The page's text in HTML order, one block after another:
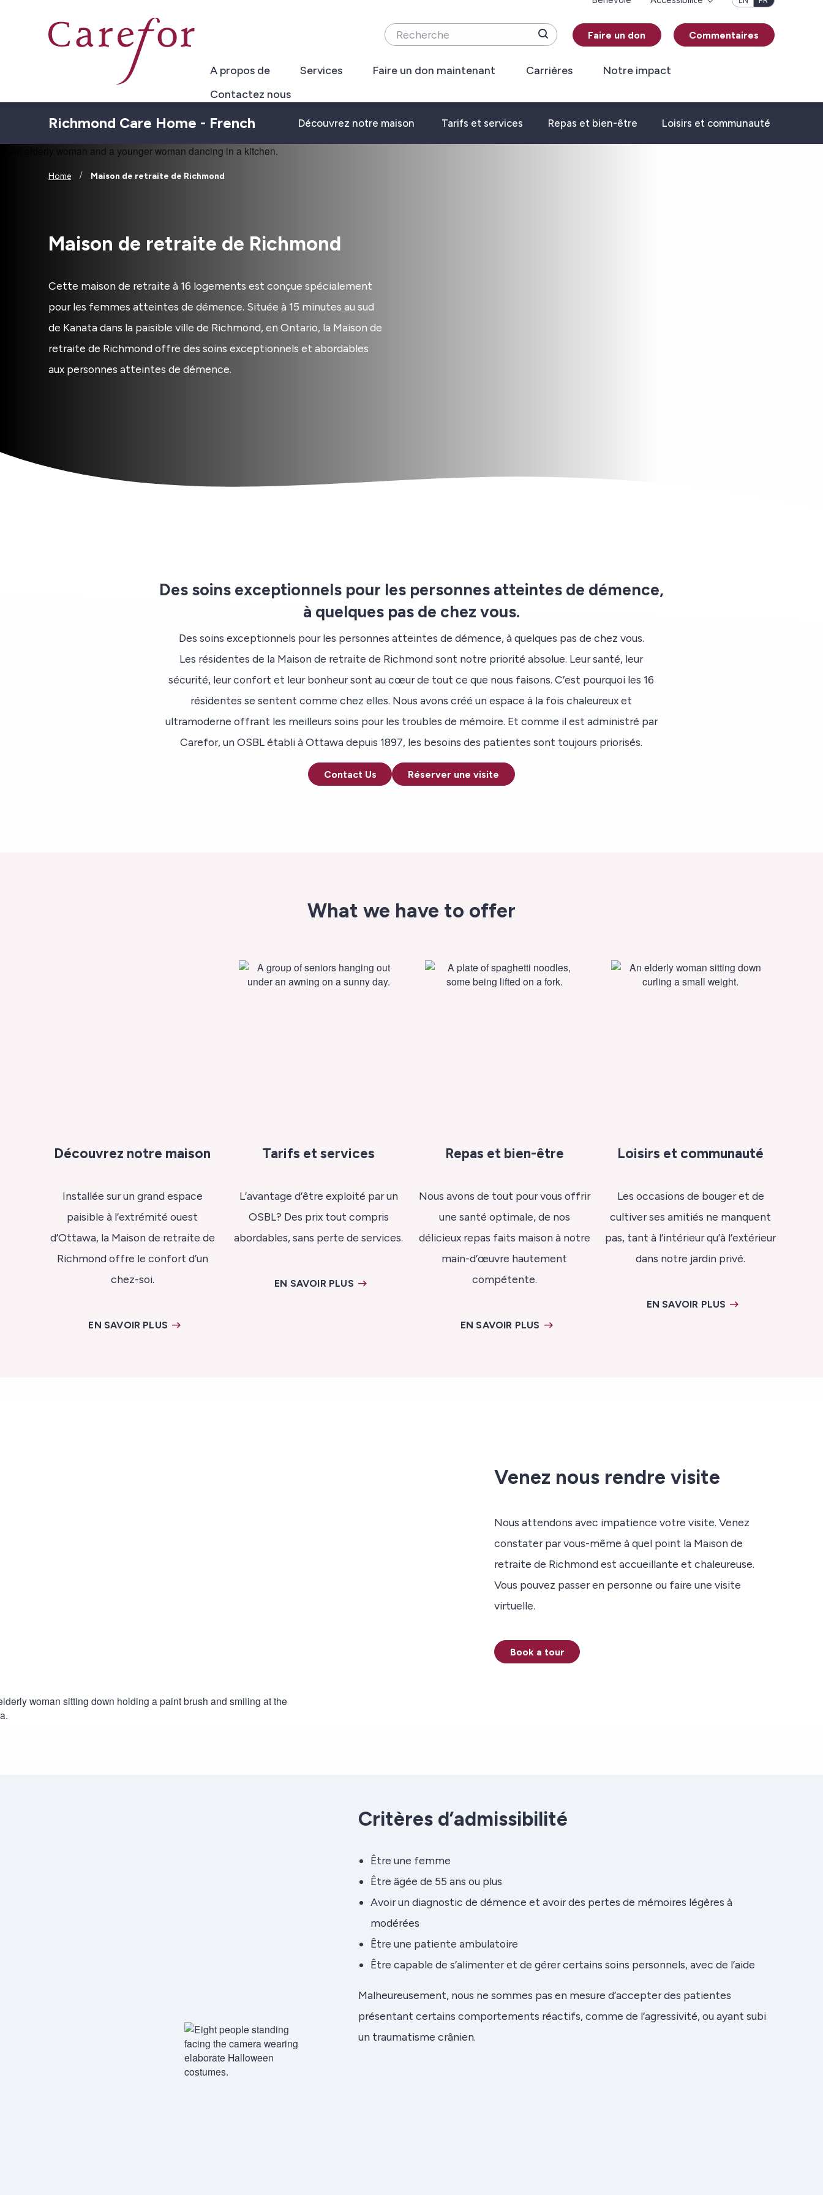
Recherche Faire un don Commentaires
A propos de Services Faire un don maintenant Carrières
Notre impact
Contactez nous
Richmond Care Home - French Découvrez notre maison Tarifs et services Repas et bien-être Loisirs et communauté
Home / Maison de retraite de Richmond
Maison de retraite de Richmond
Cette maison de retraite à 16 logements est conçue spécialement
pour les femmes atteintes de démence. Située à 15 minutes au sud
de Kanata dans la paisible ville de Richmond, en Ontario, la Maison de
retraite de Richmond offre des soins exceptionnels et abordables
aux personnes atteintes de démence.
Des soins exceptionnels pour les personnes atteintes de démence,
à quelques pas de chez vous.
Des soins exceptionnels pour les personnes atteintes de démence, à quelques pas de chez vous.
Les résidentes de la Maison de retraite de Richmond sont notre priorité absolue. Leur santé, leur
sécurité, leur confort et leur bonheur sont au cœur de tout ce que nous faisons. C’est pourquoi les 16
résidentes se sentent comme chez elles. Nous avons créé un espace à la fois chaleureux et
ultramoderne offrant les meilleurs soins pour les troubles de mémoire. Et comme il est administré par
Carefor, un OSBL établi à Ottawa depuis 1897, les besoins des patientes sont toujours priorisés.
Contact Us Réserver une visite
What we have to offer
Découvrez notre maison
Installée sur un grand espace
paisible à l’extrémité ouest
d’Ottawa, la Maison de retraite de
Richmond offre le confort d’un
chez-soi.
EN SAVOIR PLUS
Tarifs et services
L’avantage d’être exploité par un
OSBL? Des prix tout compris
abordables, sans perte de services.
EN SAVOIR PLUS
Repas et bien-être
Nous avons de tout pour vous offrir
une santé optimale, de nos
délicieux repas faits maison à notre
main-d’œuvre hautement
compétente.
EN SAVOIR PLUS
Loisirs et communauté
Les occasions de bouger et de
cultiver ses amitiés ne manquent
pas, tant à l’intérieur qu’à l’extérieur
dans notre jardin privé.
EN SAVOIR PLUS
Venez nous rendre visite
Nous attendons avec impatience votre visite. Venez
constater par vous-même à quel point la Maison de
retraite de Richmond est accueillante et chaleureuse.
Vous pouvez passer en personne ou faire une visite
virtuelle.
Book a tour
Critères d’admissibilité
Être une femme
Être âgée de 55 ans ou plus
Avoir un diagnostic de démence et avoir des pertes de mémoires légères à
modérées
Être une patiente ambulatoire
Être capable de s’alimenter et de gérer certains soins personnels, avec de l’aide
Malheureusement, nous ne sommes pas en mesure d’accepter des patientes
présentant certains comportements réactifs, comme de l’agressivité, ou ayant subi
un traumatisme crânien.